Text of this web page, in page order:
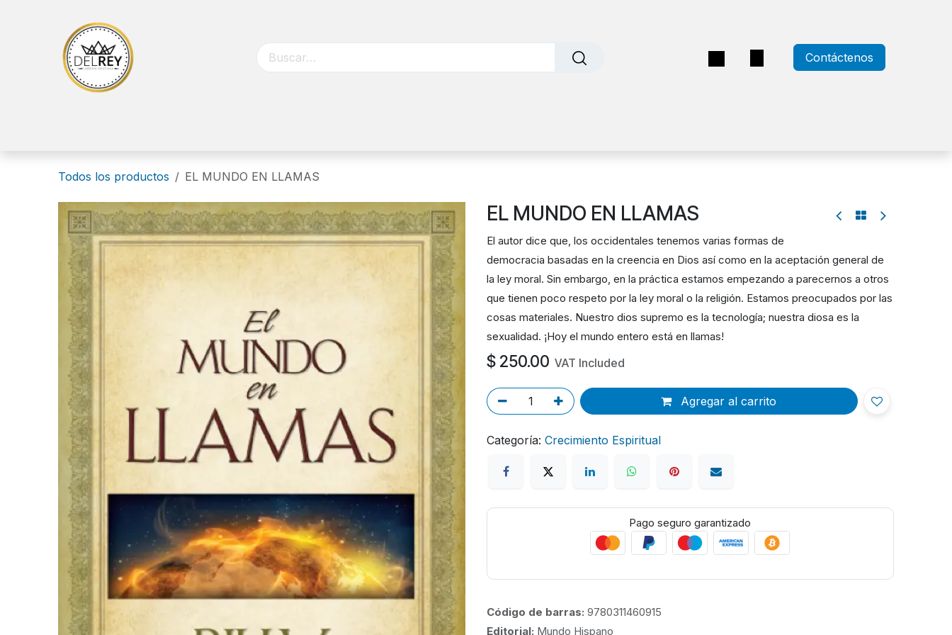
Contáctenos
Todos los productos EL MUNDO EN LLAMAS
EL MUNDO EN LLAMAS
El autor dice que, los occidentales tenemos varias formas de
democracia basadas en la creencia en Dios así como en la aceptación general de
la ley moral. Sin embargo, en la práctica estamos empezando a parecernos a otros
que tienen poco respeto por la ley moral o la religión. Estamos preocupados por las
cosas materiales. Nuestro dios supremo es la tecnología; nuestra diosa es la
sexualidad. ¡Hoy el mundo entero está en llamas!
$ 250.00 VAT Included
Agregar al carrito
Categoría: Crecimiento Espiritual
Pago seguro garantizado
Código de barras: 9780311460915
Editorial: Mundo Hispano